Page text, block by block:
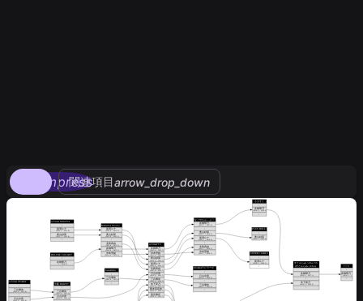
compress
関連項目arrow_drop_down